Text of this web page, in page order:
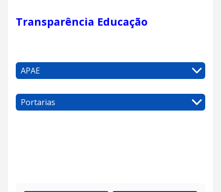
Transparência Educação
APAE
Portarias